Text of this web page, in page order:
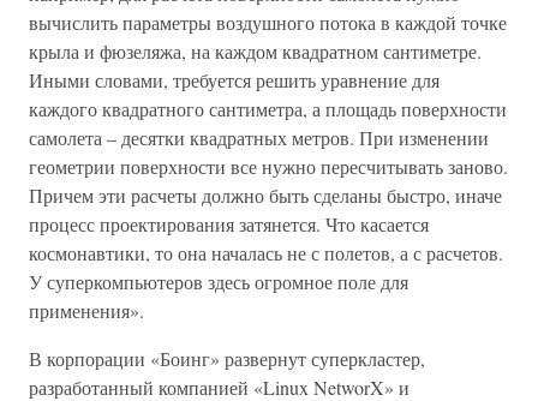
вычислить параметры воздушного потока в каждой точке
крыла и фюзеляжа, на каждом квадратном сантиметре.
Иными словами, требуется решить уравнение для
каждого квадратного сантиметра, а площадь поверхности
самолета – десятки квадратных метров. При изменении
геометрии поверхности все нужно пересчитывать заново.
Причем эти расчеты должно быть сделаны быстро, иначе
процесс проектирования затянется. Что касается
космонавтики, то она началась не с полетов, а с расчетов.
У суперкомпьютеров здесь огромное поле для
применения».
В корпорации «Боинг» развернут суперкластер,
разработанный компанией «Linux NetworX» и